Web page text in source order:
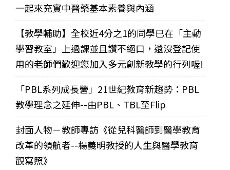
一起來充實中醫藥基本素養與內涵
【教學輔助】全校近4分之1的同學已在「主動
學習教室」上過課並且讚不絕口，還沒登記使
用的老師們歡迎您加入多元創新教學的行列喔!
「PBL系列成長營」21世紀教育新趨勢：PBL
教學理念之延伸--由PBL、TBL至Flip
封面人物－教師專訪《從兒科醫師到醫學教育
改革的領航者--楊義明教授的人生與醫學教育
觀寫照》